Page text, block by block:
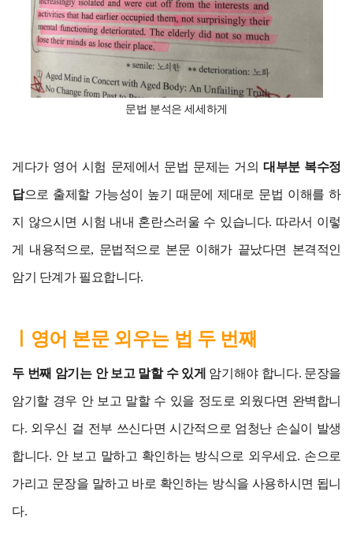
문법 분석은 세세하게
게다가 영어 시험 문제에서 문법 문제는 거의 대부분 복수정
답으로 출제할 가능성이 높기 때문에 제대로 문법 이해를 하
지 않으시면 시험 내내 혼란스러울 수 있습니다. 따라서 이렇
게 내용적으로, 문법적으로 본문 이해가 끝났다면 본격적인
암기 단계가 필요합니다.
ㅣ영어 본문 외우는 법 두 번째
두 번째 암기는 안 보고 말할 수 있게 암기해야 합니다. 문장을
암기할 경우 안 보고 말할 수 있을 정도로 외웠다면 완벽합니
다. 외우신 걸 전부 쓰신다면 시간적으로 엄청난 손실이 발생
합니다. 안 보고 말하고 확인하는 방식으로 외우세요. 손으로
가리고 문장을 말하고 바로 확인하는 방식을 사용하시면 됩니
다.